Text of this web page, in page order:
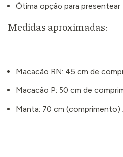
Ótima opção para presentear
Medidas aproximadas:
Macacão RN: 45 cm de
Macacão P: 50 cm de
Manta: 70 cm (comprimento)